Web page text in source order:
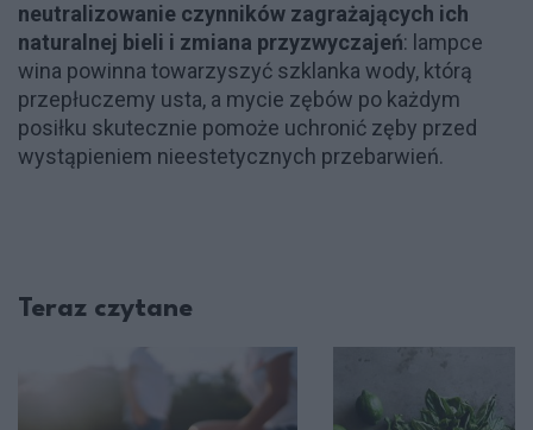
neutralizowanie czynników zagrażających ich
naturalnej bieli i zmiana przyzwyczajeń: lampce
wina powinna towarzyszyć szklanka wody, którą
przepłuczemy usta, a mycie zębów po każdym
posiłku skutecznie pomoże uchronić zęby przed
wystąpieniem nieestetycznych przebarwień.
Teraz czytane